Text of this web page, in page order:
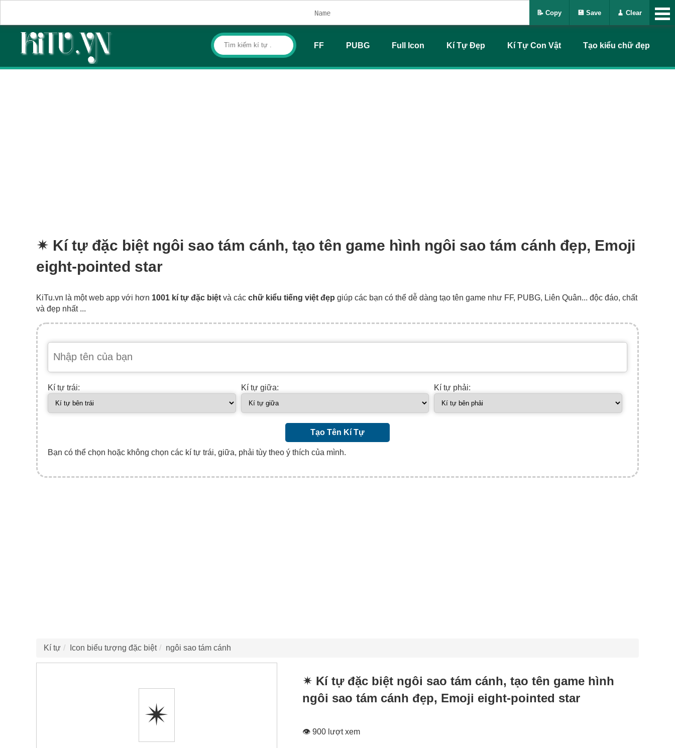
FF PUBG Full Icon Kí Tự Đẹp Kí Tự Con Vật Tạo kiểu chữ đẹp
✴ Kí tự đặc biệt ngôi sao tám cánh, tạo tên game hình ngôi sao tám cánh đẹp, Emoji
eight-pointed star
KiTu.vn là một web app với hơn 1001 kí tự đặc biệt và các chữ kiểu tiếng việt đẹp giúp các bạn có thể dễ dàng tạo tên game như FF, PUBG, Liên Quân... độc đáo, chất
và đẹp nhất ...
Kí tự trái: Kí tự giữa: Kí tự phải:
Tạo Tên Kí Tự
Bạn có thể chọn hoặc không chọn các kí tự trái, giữa, phải tùy theo ý thích của mình.
Kí tự Icon biểu tượng đặc biệt ngôi sao tám cánh
✴
✴ Kí tự đặc biệt ngôi sao tám cánh, tạo tên game hình
ngôi sao tám cánh đẹp, Emoji eight-pointed star
👁 900 lượt xem
📝 Copy 💾 Save 🧹 Clear